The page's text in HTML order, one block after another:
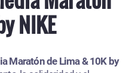
NIKE
Maratón de Lima & 10K by